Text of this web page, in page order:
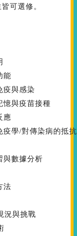
可選修。
能
疫與感染
憶與疫苗接種
應
疫學/對傳染病的抵
與數據分析
法
況與挑戰